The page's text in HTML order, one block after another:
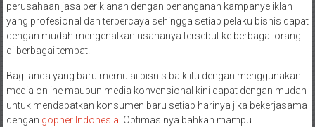
perusahaan jasa periklanan dengan penanganan kampanye iklan
yang profesional dan terpercaya sehingga setiap pelaku bisnis dapat
dengan mudah mengenalkan usahanya tersebut ke berbagai orang
di berbagai tempat.
Bagi anda yang baru memulai bisnis baik itu dengan menggunakan
media online maupun media konvensional kini dapat dengan mudah
untuk mendapatkan konsumen baru setiap harinya jika bekerjasama
dengan gopher Indonesia. Optimasinya bahkan mampu